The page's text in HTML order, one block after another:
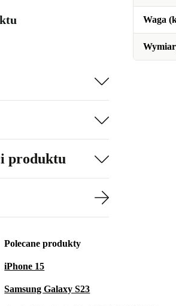
Waga
produktu
Polecane produkty
iPhone 15
Samsung Galaxy S23